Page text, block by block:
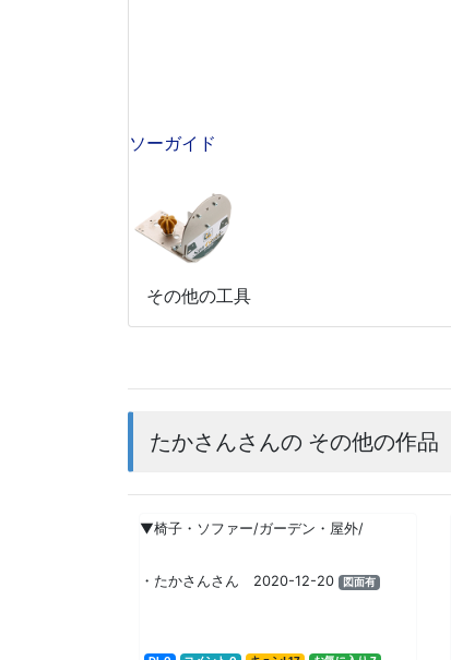
ソーガイド
その他の工具
たかさんさんの その他の作品
▼椅子・ソファー/ガーデン・屋外/
・たかさんさん 2020-12-20 図面有